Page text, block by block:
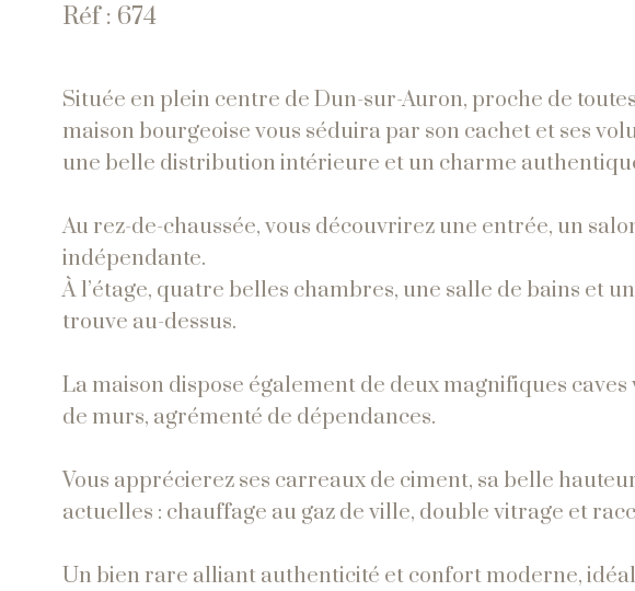
Réf : 674
Située en plein centre de Dun-sur-Auron, proche de
maison bourgeoise vous séduira par son cachet et ses
une belle distribution intérieure et un charme
Au rez-de-chaussée, vous découvrirez une entrée, un
indépendante.
À l’étage, quatre belles chambres, une salle de bains et
trouve au-dessus.
La maison dispose également de deux magnifiques caves
de murs, agrémenté de dépendances.
Vous apprécierez ses carreaux de ciment, sa belle
actuelles : chauffage au gaz de ville, double vitrage et
Un bien rare alliant authenticité et confort moderne,